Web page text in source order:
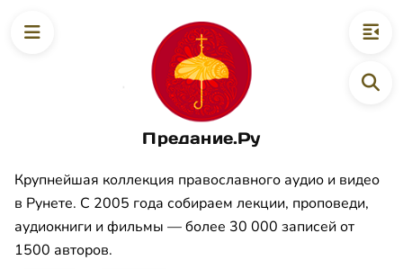
Предание.Ру
Крупнейшая коллекция православного аудио и видео
в Рунете. С 2005 года собираем лекции, проповеди,
аудиокниги и фильмы — более 30 000 записей от
1500 авторов.